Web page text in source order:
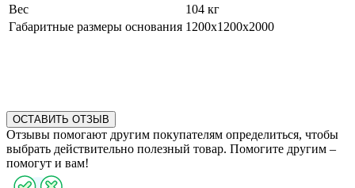
Вес
104 кг
Габаритные размеры основания 1200х1200х2000
ОСТАВИТЬ ОТЗЫВ
Отзывы помогают другим покупателям определиться, чтобы
выбрать действительно полезный товар. Помогите другим –
помогут и вам!